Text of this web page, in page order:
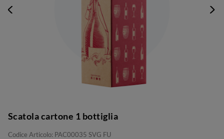
Scatola cartone 1 bottiglia
Codice Articolo: PAC00035 SVG FU